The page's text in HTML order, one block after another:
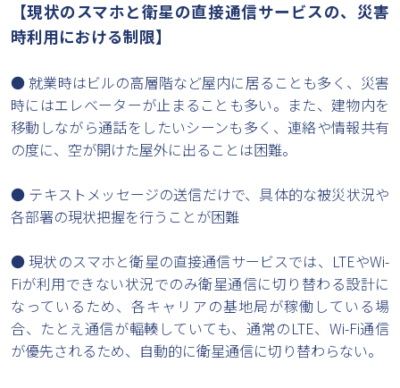
【現状のスマホと衛星の直接通信サービスの、災害
時利用における制限】
● 就業時はビルの高層階など屋内に居ることも多く、災害
時にはエレベーターが止まることも多い。また、建物内を
移動しながら通話をしたいシーンも多く、連絡や情報共有
の度に、空が開けた屋外に出ることは困難。
● テキストメッセージの送信だけで、具体的な被災状況や
各部署の現状把握を行うことが困難
● 現状のスマホと衛星の直接通信サービスでは、LTEやWi-
Fiが利用できない状況でのみ衛星通信に切り替わる設計に
なっているため、各キャリアの基地局が稼働している場
合、たとえ通信が輻輳していても、通常のLTE、Wi-Fi通信
が優先されるため、自動的に衛星通信に切り替わらない。